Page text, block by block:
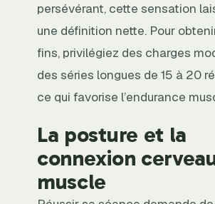
persévérant, cette sensation
une définition nette. Pour
fins, privilégiez des charges
des séries longues de 15 à 20
ce qui favorise l’endurance
La posture et la
connexion
muscle